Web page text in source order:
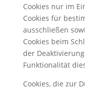
Cookies nur im
Cookies für
ausschließen
Cookies beim
der
Funktionalität
Cookies, die zur